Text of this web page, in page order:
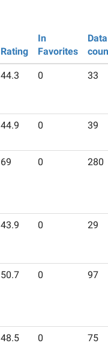
Rating
In
Favorites
Data
44.3 0 33
44.9 0 39
69 0 280
43.9 0 29
50.7 0 97
48.5 0 75